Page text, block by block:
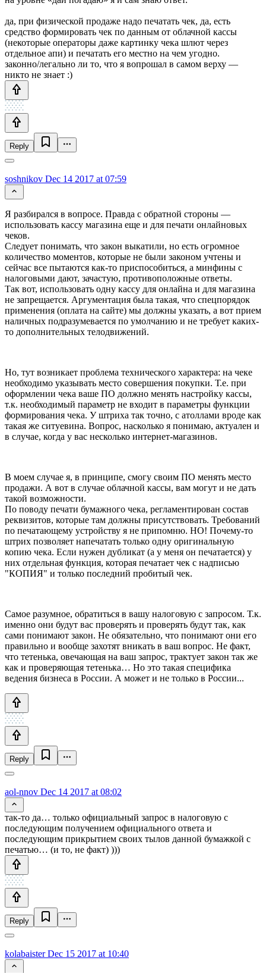
да, при физической продаже надо печатать чек, да, есть
средство формировать чек по данным от облачной кассы
(некоторые операторы даже картинку чека шлют через
отдельное апи) и печатать его местно на чем угодно.
законно/легально ли то, что я вопрошал в самом верху —
никто не знает :)
Reply
soshnikov Dec 14 2017 at 07:59
Я разбирался в вопросе. Правда с обратной стороны —
использовать кассу магазина еще и для печати онлайновых
чеков.
Следует понимать, что закон выкатили, но есть огромное
количество моментов, которые не были законом учтены и
сейчас все пытаются как-то приспособиться, а минфины с
налоговыми дают, зачастую, противоположные ответы.
Так вот, использовать одну кассу для онлайна и для магазина
не запрещается. Аргументация была такая, что спецпорядок
применения (оплата на сайте) мы должны указать, а вот прием
наличных подразумевается по умолчанию и не требует каких-
то дополнительных телодвижений.
Но, тут возникает проблема технического характера: на чеке
необходимо указывать место совершения покупки. Т.е. при
оформлении чека ваше ПО должно менять настройку кассы,
т.к. необходимый параметр не входит в параметры функции
формирования чека. У штриха так точно, с атоллами вроде как
такая же ситуевина. Вопрос, насколько я понимаю, актуален и
в случае, когда у вас несколько интернет-магазинов.
В моем случае я, в принципе, смогу своим ПО менять место
продажи. А вот в случае облачной кассы, вам могут и не дать
такой возможности.
По поводу печати бумажного чека, регламентирован состав
реквизитов, которые там должны присутствовать. Требований
по печатающему устройству я не припомню. НО! Почему-то
штрих позволяет напечатать только одну оригинальную
копию чека. Если нужен дубликат (а у меня он печатается) у
них отдельная функция, которая печатает чек с надписью
"КОПИЯ" и только последний пробитый чек.
Самое разумное, обратиться в вашу налоговую с запросом. Т.к.
именно они будут вас проверять и проверять будут так, как
сами понимают закон. Не обязательно, что понимают они его
правильно и вообще захотят вникать в ваш вопрос. Не факт,
что тетенька, овечающая на ваш запрос, трактует закон так же
как и проверяющая тетенька… Но это такая специфика
ведения бизнеса в России. А может и не только в России...
Reply
aol-nnov Dec 14 2017 at 08:02
так-то да… только официальный запрос в налоговую с
последующим получением официального ответа и
последующим прикрытием своих тылов данной бумажкой с
печатью… (и то, не факт) )))
Reply
kolabaisterDec 15 2017 at 10:40